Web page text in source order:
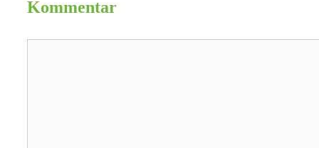
Kommentar